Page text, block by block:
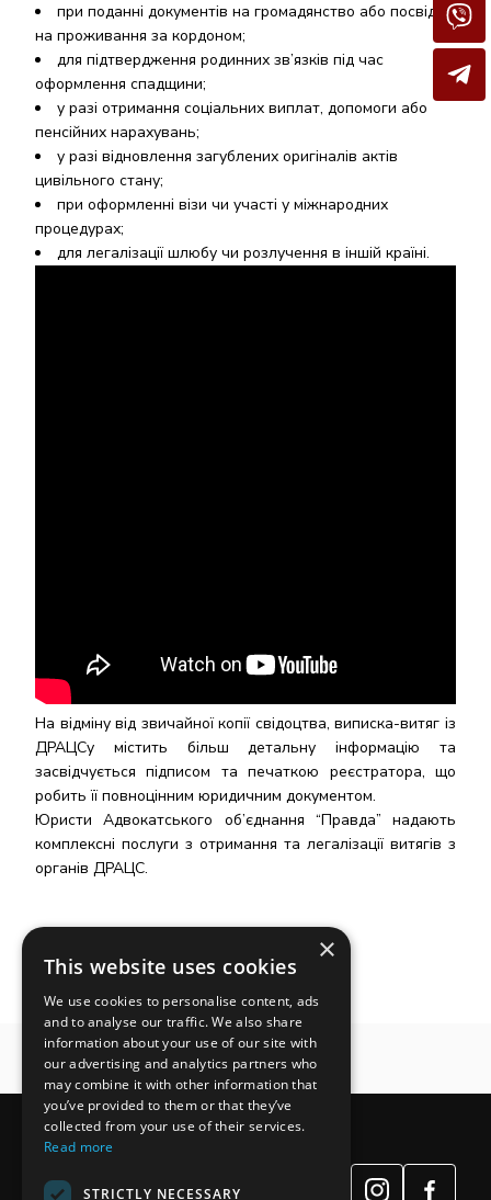
при поданні документів на громадянство або посвідку
на проживання за кордоном;
для підтвердження родинних зв’язків під час
оформлення спадщини;
у разі отримання соціальних виплат, допомоги або
пенсійних нарахувань;
у разі відновлення загублених оригіналів актів
цивільного стану;
при оформленні візи чи участі у міжнародних
процедурах;
для легалізації шлюбу чи розлучення в іншій країні.
На відміну від звичайної копії свідоцтва, виписка-витяг із
ДРАЦСу містить більш детальну інформацію та
засвідчується підписом та печаткою реєстратора, що
робить її повноцінним юридичним документом.
Юристи Адвокатського об’єднання “Правда” надають
комплексні послуги з отримання та легалізації витягів з
органів ДРАЦС.
×
This website uses cookies
We use cookies to personalise content, ads
and to analyse our traffic. We also share
information about your use of our site with
our advertising and analytics partners who
may combine it with other information that
you’ve provided to them or that they’ve
collected from your use of their services.
Read more
STRICTLY NECESSARY